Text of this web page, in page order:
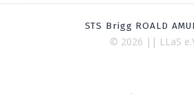
STS Brigg ROALD
© 2026 || LLaS